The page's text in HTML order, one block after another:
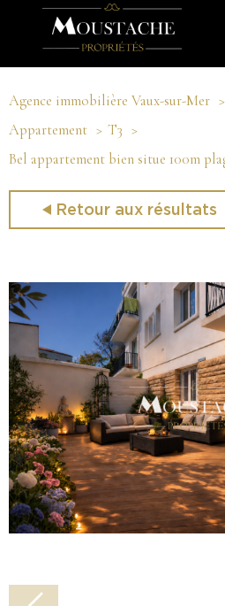
Agence immobilière Vaux-sur-Mer
Appartement
T3
Bel appartement bien situe 100m
Retour aux résultats